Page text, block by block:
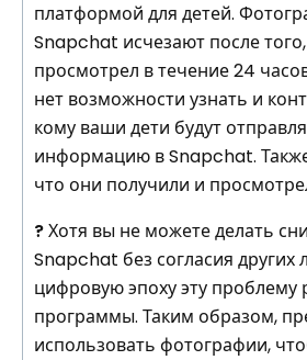
платформой для детей.
Snapchat исчезают после
просмотрел в течение 24
нет возможности узнать и
кому ваши дети будут
информацию в Snapchat.
что они получили и
?Хотя вы не можете делать
Snapchat без согласия других
цифровую эпоху эту проблему
программы. Таким образом,
использовать фотографии,